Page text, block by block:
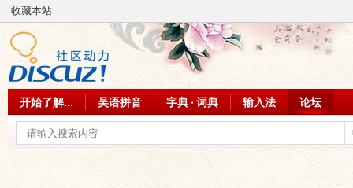
收藏本站
开始了解... 吴语拼音 字典 · 词典 输入法 论坛